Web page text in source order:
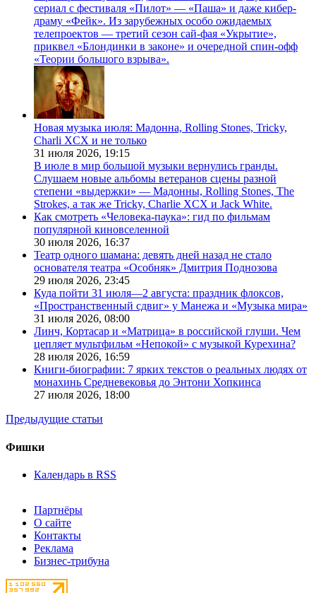
сериал с фестиваля «Пилот» — «Паша» и даже кибер-
драму «Фейк». Из зарубежных особо ожидаемых
телепроектов — третий сезон сай-фая «Укрытие»,
приквел «Блондинки в законе» и очередной спин-офф
«Теории большого взрыва».
Новая музыка июля: Мадонна, Rolling Stones, Tricky,
Charli XCX и не только
31 июля 2026, 19:15
В июле в мир большой музыки вернулись гранды.
Слушаем новые альбомы ветеранов сцены разной
степени «выдержки» — Мадонны, Rolling Stones, The
Strokes, а так же Tricky, Charlie XCX и Jack White.
Как смотреть «Человека-паука»: гид по фильмам
популярной киновселенной
30 июля 2026, 16:37
Театр одного шамана: девять дней назад не стало
основателя театра «Особняк» Дмитрия Поднозова
29 июля 2026, 23:45
Куда пойти 31 июля—2 августа: праздник флоксов,
«Пространственный сдвиг» у Манежа и «Музыка мира»
31 июля 2026, 08:00
Линч, Кортасар и «Матрица» в российской глуши. Чем
цепляет мультфильм «Непокой» с музыкой Курехина?
28 июля 2026, 16:59
Книги-биографии: 7 ярких текстов о реальных людях от
монахинь Средневековья до Энтони Хопкинса
27 июля 2026, 18:00
Предыдущие статьи
Фишки
Календарь в RSS
Партнёры
О сайте
Контакты
Реклама
Бизнес-трибуна